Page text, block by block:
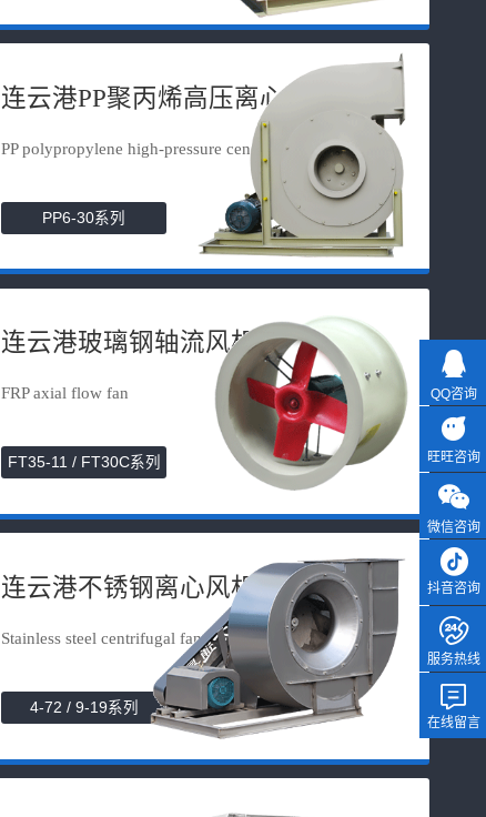
连云港PP聚丙烯高压离心风机
PP polypropylene high-pressure cen...
PP6-30系列
连云港玻璃钢轴流风机
FRP axial flow fan
FT35-11 / FT30C系列
连云港不锈钢离心风机
Stainless steel centrifugal fan
4-72 / 9-19系列
QQ咨询
旺旺咨询
微信咨询
抖音咨询
服务热线
在线留言